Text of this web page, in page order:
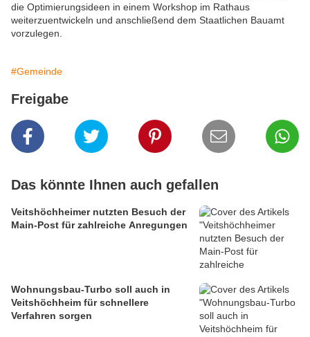
die Optimierungsideen in einem Workshop im Rathaus
weiterzuentwickeln und anschließend dem Staatlichen Bauamt
vorzulegen.
#Gemeinde
Freigabe
Das könnte Ihnen auch gefallen
Veitshöchheimer nutzten Besuch der
Main-Post für zahlreiche Anregungen
Wohnungsbau-Turbo soll auch in
Veitshöchheim für schnellere
Verfahren sorgen